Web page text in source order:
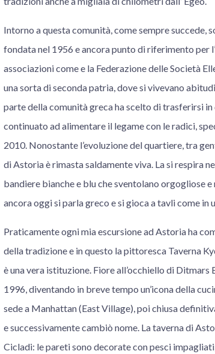
Intorno a questa comunità, come sempre succede,
fondata nel 1956 e ancora punto di riferimento per
associazioni come e la Federazione delle Società
una sorta di seconda patria, dove si vivevano
parte della comunità greca ha scelto di trasferirsi
continuato ad alimentare il legame con le radici,
2010. Nonostante l’evoluzione del quartiere, tra
di Astoria è rimasta saldamente viva. La si respira
bandiere bianche e blu che sventolano orgogliose
ancora oggi si parla greco e si gioca a tavli come in
Praticamente ogni mia escursione ad Astoria ha
della tradizione e in questo la pittoresca Taverna
è una vera istituzione. Fiore all’occhiello di
1996, diventando in breve tempo un’icona della
sede a Manhattan (East Village), poi chiusa
e successivamente cambiò nome. La taverna di
Cicladi: le pareti sono decorate con pesci